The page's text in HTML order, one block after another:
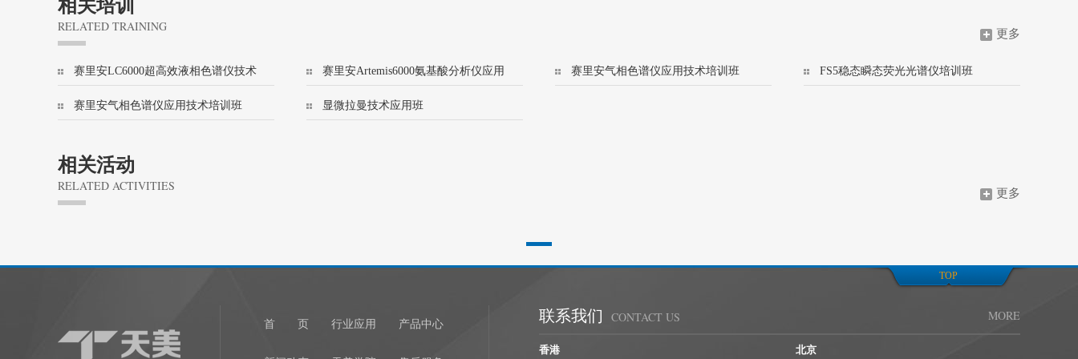
更多
相关培训
RELATED TRAINING
赛里安LC6000超高效液相色谱仪技术
赛里安Artemis6000氨基酸分析仪应用
赛里安气相色谱仪应用技术培训班
FS5稳态瞬态荧光光谱仪培训班
赛里安气相色谱仪应用技术培训班
显微拉曼技术应用班
更多
相关活动
RELATED ACTIVITIES
TOP
首 页 行业应用 产品中心 联系我们 CONTACT US MORE
香港 北京